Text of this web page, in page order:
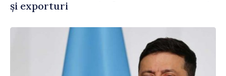
și exporturi